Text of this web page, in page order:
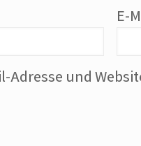
E-
Adresse und